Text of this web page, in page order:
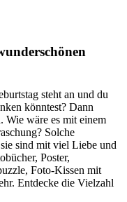
steht an und du
könntest? Dann
wäre es mit einem
Solche
sind mit viel Liebe und
Poster,
Foto-Kissen mit
Entdecke die Vielzahl